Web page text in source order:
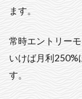
ます。
常時エントリー
いけば月利250%
す。